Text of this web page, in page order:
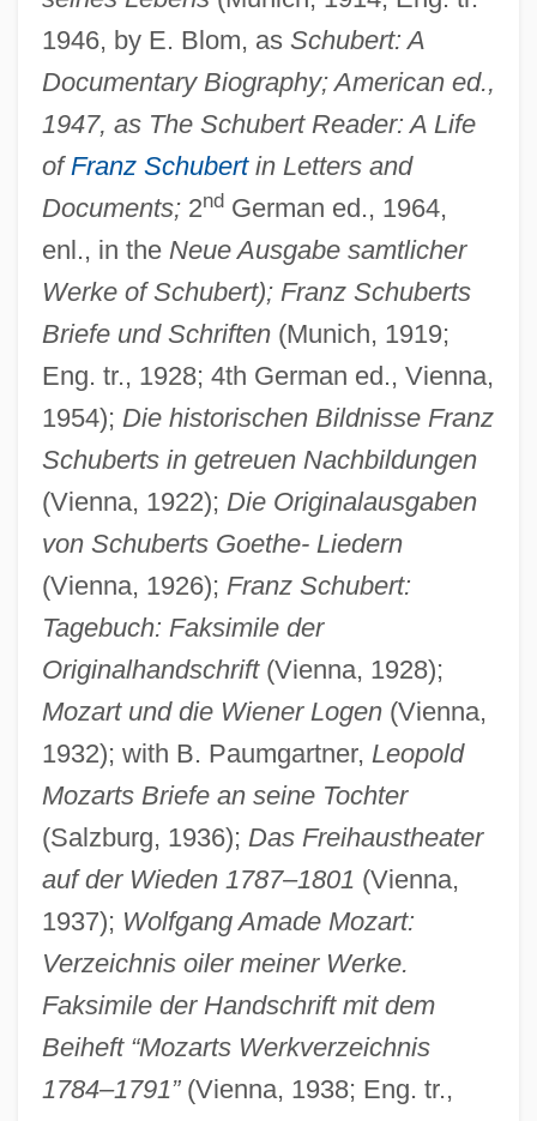
1946, by E. Blom, as Schubert: A
Documentary Biography; American ed.,
1947, as The Schubert Reader: A Life
of Franz Schubertin Letters and
Documents;2ndGerman ed., 1964,
enl., in the Neue Ausgabe samtlicher
Werke of Schubert); Franz Schuberts
Briefe und Schriften(Munich, 1919;
Eng. tr., 1928; 4th German ed., Vienna,
1954); Die historischen Bildnisse Franz
Schuberts in getreuen Nachbildungen
(Vienna, 1922); Die Originalausgaben
von Schuberts Goethe- Liedern
(Vienna, 1926); Franz Schubert:
Tagebuch: Faksimile der
Originalhandschrift(Vienna, 1928);
Mozart und die Wiener Logen(Vienna,
1932); with B. Paumgartner, Leopold
Mozarts Briefe an seine Tochter
(Salzburg, 1936); Das Freihaustheater
auf der Wieden 1787–1801 (Vienna,
1937); Wolfgang Amade Mozart:
Verzeichnis oiler meiner Werke.
Faksimile der Handschrift mit dem
Beiheft “Mozarts Werkverzeichnis
1784–1791”(Vienna, 1938; Eng. tr.,